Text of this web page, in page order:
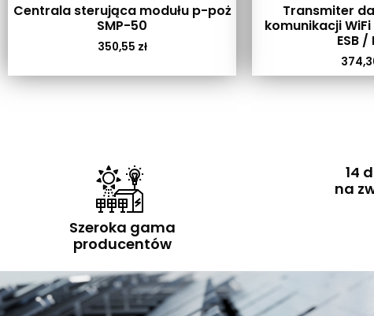
Centrala sterująca modułu p-poż
SMP-50
350,55 zł
Transmiter
komunikacji
ESB /
Szeroka gama
producentów
14
na